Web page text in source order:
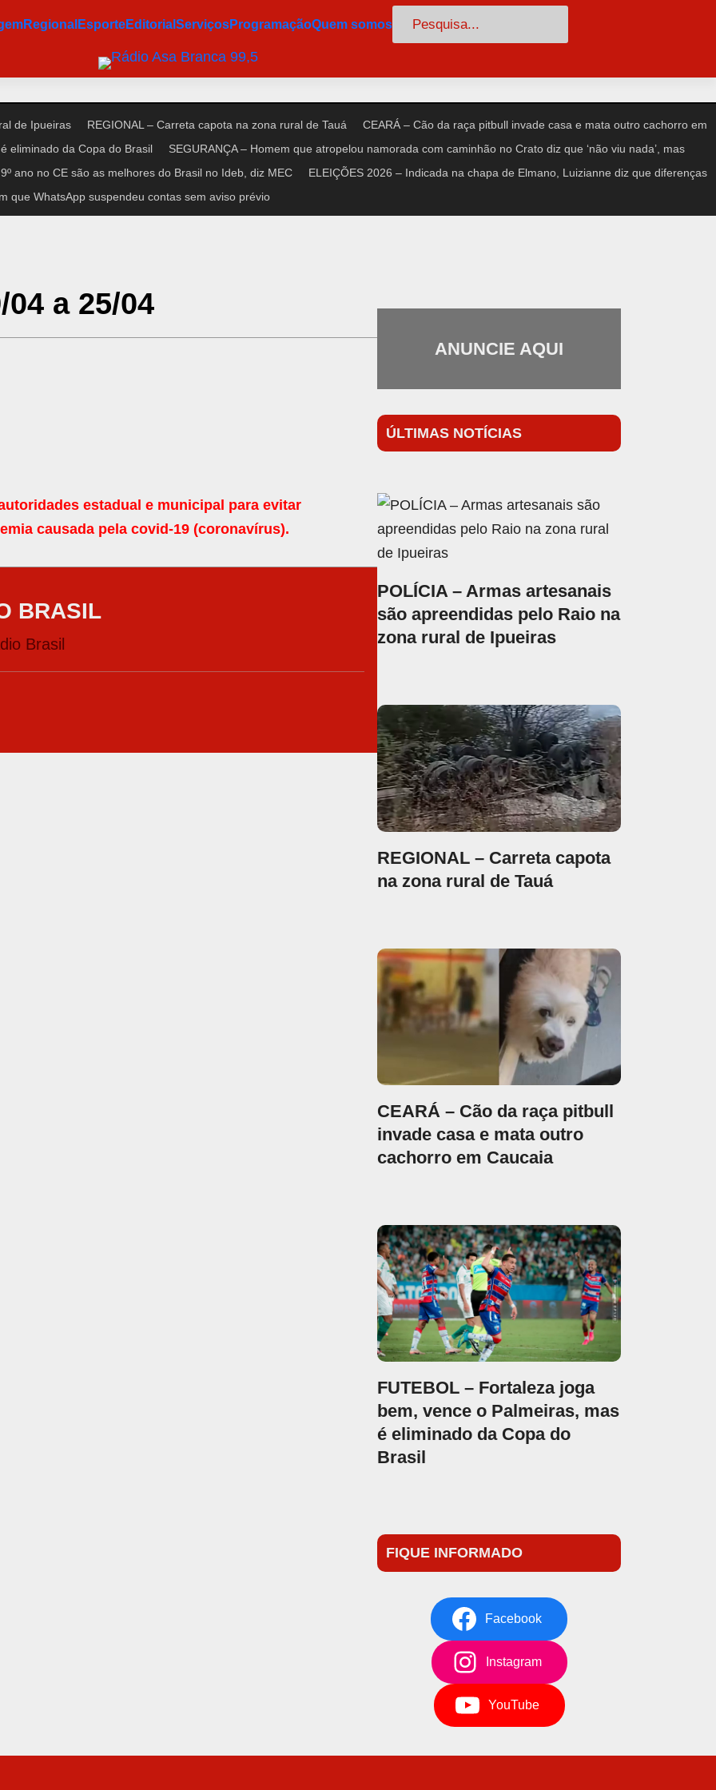
Regional EsporteEditorial ServiçosProgramaçãoQuem somos Pesquisar
de Ipueiras REGIONAL – Carreta capota na zona rural de Tauá
CEARÁ – Cão da raça pitbull invade casa e mata outro cachorro em
eliminado da Copa do Brasil
SEGURANÇA – Homem que atropelou namorada com caminhão no Crato diz que ‘não viu nada’, mas
ano no CE são as melhores do Brasil no Ideb, diz MEC
ELEIÇÕES 2026 – Indicada na chapa de Elmano, Luizianne diz que diferenças
que WhatsApp suspendeu contas sem aviso prévio
a 25/04
estadual e municipal para evitar
causada pela covid-19 (coronavírus).
BRASIL
Brasil
ANUNCIE AQUI
ÚLTIMAS NOTÍCIAS
POLÍCIA – Armas artesanais
são apreendidas pelo Raio na
zona rural de Ipueiras
REGIONAL – Carreta capota
na zona rural de Tauá
CEARÁ – Cão da raça pitbull
invade casa e mata outro
cachorro em Caucaia
FUTEBOL – Fortaleza joga
bem, vence o Palmeiras, mas
é eliminado da Copa do
Brasil
FIQUE INFORMADO
Facebook
Instagram
YouTube